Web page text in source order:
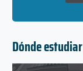
Dónde